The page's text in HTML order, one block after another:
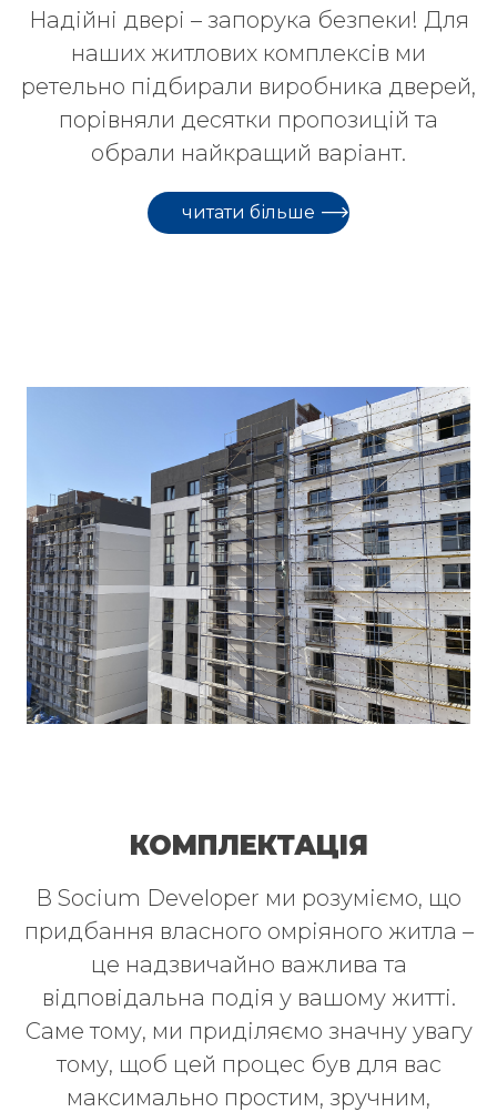
Надійні двері – запорука безпеки! Для
наших житлових комплексів ми
ретельно підбирали виробника дверей,
порівняли десятки пропозицій та
обрали найкращий варіант.
читати більше
КОМПЛЕКТАЦІЯ
В Socium Developer ми розуміємо, що
придбання власного омріяного житла –
це надзвичайно важлива та
відповідальна подія у вашому житті.
Саме тому, ми приділяємо значну увагу
тому, щоб цей процес був для вас
максимально простим, зручним,